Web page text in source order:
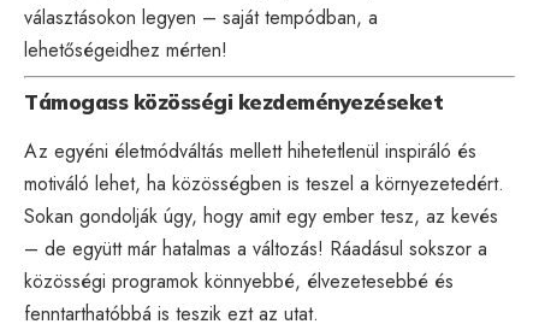
választásokon legyen – saját tempódban, a
lehetőségeidhez mérten!
Támogass közösségi kezdeményezéseket
Az egyéni életmódváltás mellett hihetetlenül inspiráló és
motiváló lehet, ha közösségben is teszel a környezetedért.
Sokan gondolják úgy, hogy amit egy ember tesz, az kevés
– de együtt már hatalmas a változás! Ráadásul sokszor a
közösségi programok könnyebbé, élvezetesebbé és
fenntarthatóbbá is teszik ezt az utat.